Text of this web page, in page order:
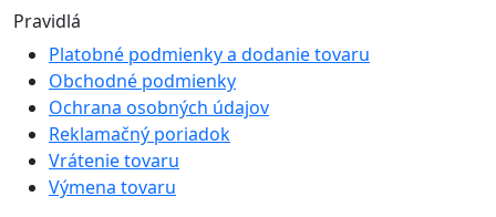
Pravidlá
Platobné podmienky a dodanie tovaru
Obchodné podmienky
Ochrana osobných údajov
Reklamačný poriadok
Vrátenie tovaru
Výmena tovaru